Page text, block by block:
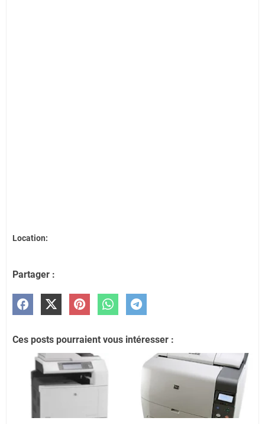
Location:
Partager :
Ces posts pourraient vous intéresser :